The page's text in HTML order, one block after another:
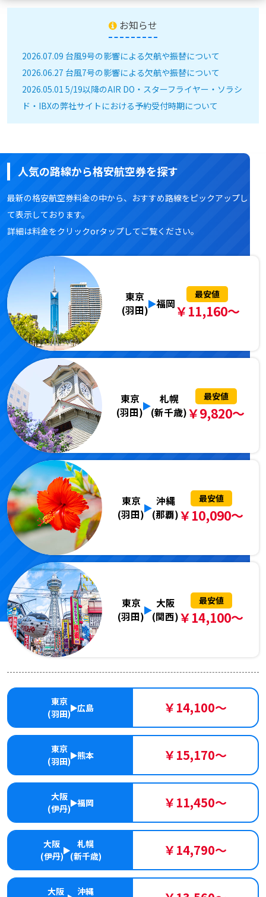
お知らせ
2026.07.09 台風9号の影響による欠航や振替について
2026.06.27 台風7号の影響による欠航や振替について
2026.05.01 5/19以降のAIR DO・スターフライヤー・ソラシ
ド・IBXの弊社サイトにおける予約受付時期について
人気の路線から格安航空券を探す
最新の格安航空券料金の中から、おすすめ路線をピックアップし
て表示しております。
詳細は料金をクリックorタップしてご覧ください。
東京
(羽田) 福岡
最安値
￥11,160～
東京
(羽田)
札幌
(新千歳)
最安値
￥9,820～
東京
(羽田)
沖縄
(那覇)
最安値
￥10,090～
東京
(羽田)
大阪
(関西)
最安値
￥14,100～
東京
(羽田)
広島 ￥14,100～
東京
(羽田)
熊本 ￥15,170～
大阪
(伊丹)
福岡 ￥11,450～
大阪
(伊丹)
札幌
(新千歳)
￥14,790～
大阪 沖縄